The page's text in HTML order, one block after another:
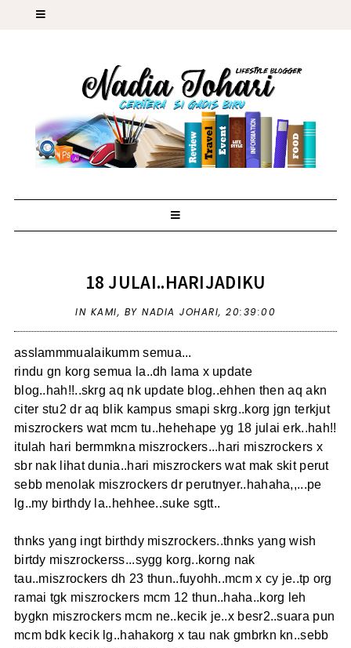
18 JULAI..HARIJADIKU
IN KAMI, BY NADIA JOHARI, 20:39:00
asslammmualaikumm semua...
rindu gn korg semua la..dh lama x update
blog..hah!!..skrg aq nk update blog..ehhen then aq akn
citer stu2 dr aq blik kampus smapi skrg..korg jgn terkjut
miszrockers wat mcm tu..hehehape yg 18 julai erk..hah!!
itulah hari bermmkna miszrockers...hari miszrockers x
sbr nak lihat dunia..hari miszrockers wat mak skit perut
sebb menolak miszrockers dr perutnyer..hahaha,,...pe
lg..my birthdy la..hehhee..suke sgtt..
thnks yang ingt birthdy miszrockers..thnks yang wish
birtdy miszrockerss...sygg korg..korng nak
tau..miszrockers dh 23 thun..fuyohh..mcm x cy je..tp org
ramai tgk miszrockers mcm 12 thun..haha..korg leh
bygkn miszrockers mcm ne..kecik je..x besr2..suara pun
mcm bdk kecik lg..hahakorg x tau nak gmbrkn kn..sebb